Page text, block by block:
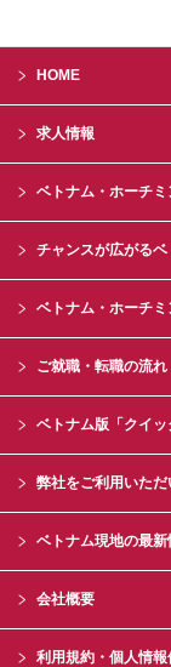
HOME
求人情報
ベトナム・ホーチ
チャンスが広がる
ベトナム・ホーチ
ご就職・転職の流れ
ベトナム版「クイ
弊社をご利用いた
ベトナム現地の最
会社概要
利用規約・個人情報